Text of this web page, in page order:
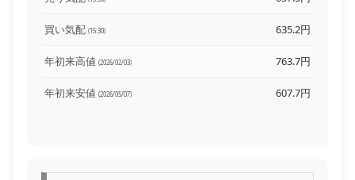
買い気配 (15:30) 635.2円
年初来高値 (2026/02/03) 763.7円
年初来安値 (2026/05/07) 607.7円